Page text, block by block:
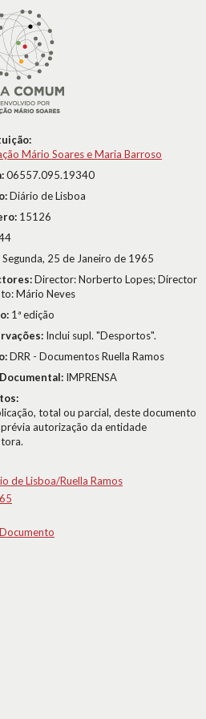
Mário Soares e Maria Barroso
06557.095.19340
Diário de Lisboa
15126
Segunda, 25 de Janeiro de 1965
Director: Norberto Lopes; Director
Mário Neves
1ª edição
Inclui supl. "Desportos".
DRR - Documentos Ruella Ramos
IMPRENSA
total ou parcial, deste documento
autorização da entidade
de Lisboa/Ruella Ramos